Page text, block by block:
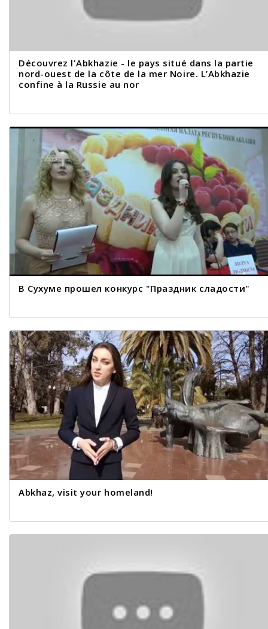
Découvrez l'Abkhazie - le pays situé dans la partie
nord-ouest de la côte de la mer Noire. L’Abkhazie
confine à la Russie au nor
В Сухуме прошел конкурс "Праздник сладости"
Abkhaz, visit your homeland!